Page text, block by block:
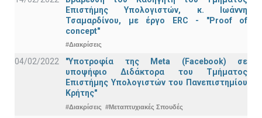
Επιστήμης Υπολογιστών, κ. Ιωάννη
Τσαμαρδίνου, με έργο ERC - "Proof of
concept"
#Διακρίσεις
04/02/2022
"Υποτροφία της Meta (Facebook) σε
υποψήφιο Διδάκτορα του Τμήματος
Επιστήμης Υπολογιστών του Πανεπιστημίου
Κρήτης"
#Διακρίσεις #Μεταπτυχιακές Σπουδές